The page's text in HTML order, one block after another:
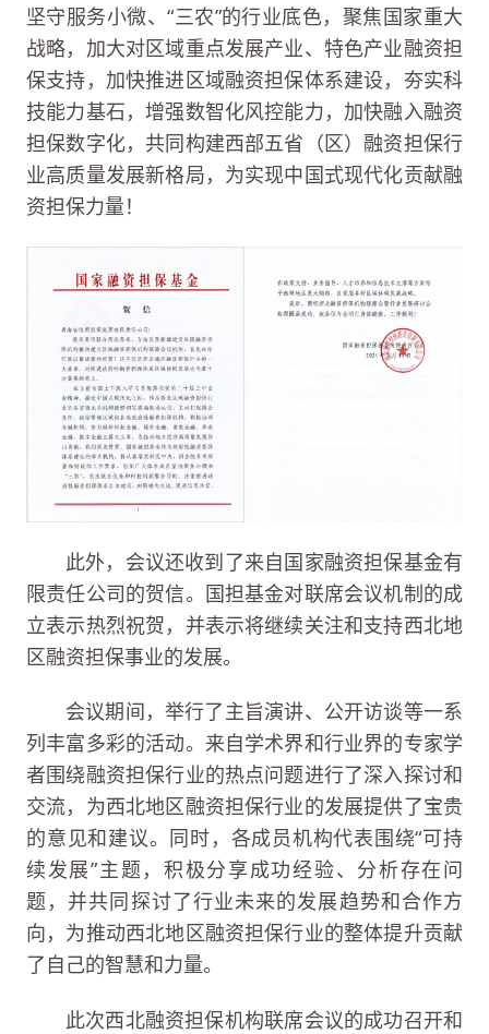
坚守服务小微、“三农”的行业底色，聚焦国家重大
战略，加大对区域重点发展产业、特色产业融资担
保支持，加快推进区域融资担保体系建设，夯实科
技能力基石，增强数智化风控能力，加快融入融资
担保数字化，共同构建西部五省（区）融资担保行
业高质量发展新格局，为实现中国式现代化贡献融
资担保力量！
此外，会议还收到了来自国家融资担保基金有
限责任公司的贺信。国担基金对联席会议机制的成
立表示热烈祝贺，并表示将继续关注和支持西北地
区融资担保事业的发展。
会议期间，举行了主旨演讲、公开访谈等一系
列丰富多彩的活动。来自学术界和行业界的专家学
者围绕融资担保行业的热点问题进行了深入探讨和
交流，为西北地区融资担保行业的发展提供了宝贵
的意见和建议。同时，各成员机构代表围绕“可持
续发展”主题，积极分享成功经验、分析存在问
题，并共同探讨了行业未来的发展趋势和合作方
向，为推动西北地区融资担保行业的整体提升贡献
了自己的智慧和力量。
此次西北融资担保机构联席会议的成功召开和